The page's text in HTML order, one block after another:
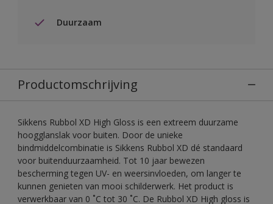
Duurzaam
Productomschrijving
Sikkens Rubbol XD High Gloss is een extreem duurzame
hoogglanslak voor buiten. Door de unieke
bindmiddelcombinatie is Sikkens Rubbol XD dé standaard
voor buitenduurzaamheid. Tot 10 jaar bewezen
bescherming tegen UV- en weersinvloeden, om langer te
kunnen genieten van mooi schilderwerk. Het product is
verwerkbaar van 0 ˚C tot 30 ˚C. De Rubbol XD High gloss is